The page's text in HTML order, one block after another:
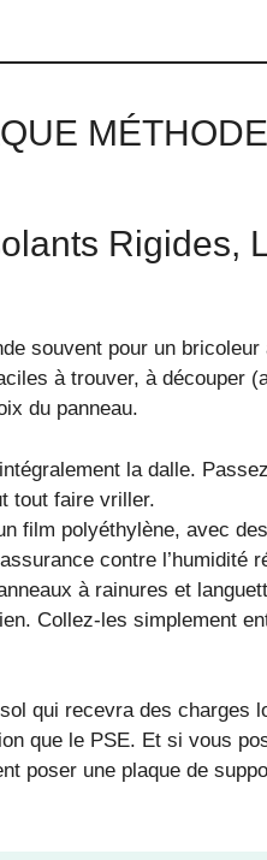
Rigides,
souvent pour un
à trouver, à découper
du panneau.
la dalle.
tout faire vriller.
film polyéthylène, avec
contre l’humidité
à rainures et
Collez-les simplement
qui recevra des charges
que le PSE. Et si vous
poser une plaque de